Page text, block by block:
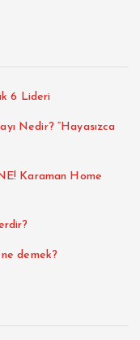
6 Lideri
Nedir? “Hayasızca
Karaman Home
demek?